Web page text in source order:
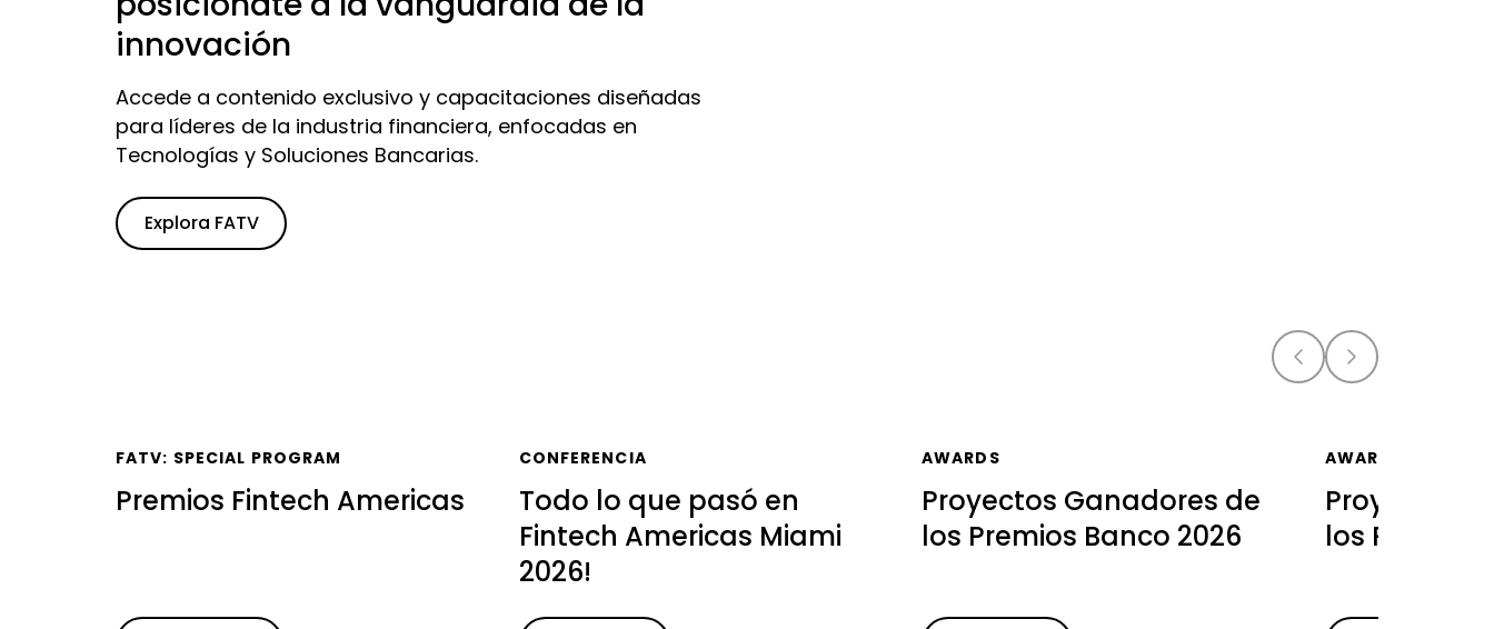
innovación
Accede a contenido exclusivo y capacitaciones diseñadas
para líderes de la industria financiera, enfocadas en
Tecnologías y Soluciones Bancarias.
Explora FATV
FATV: SPECIAL PROGRAM
Premios Fintech Americas
CONFERENCIA
Todo lo que pasó en
Fintech Americas Miami
2026!
AWARDS
Proyectos Ganadores de
los Premios Banco 2026
AWARDS
Proyectos
los Premios